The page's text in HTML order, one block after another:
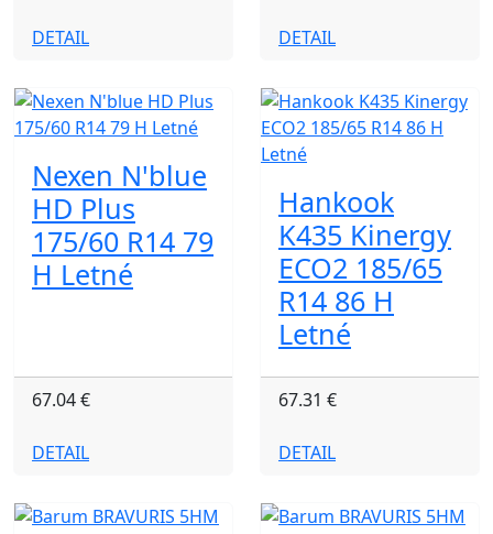
DETAIL DETAIL
Nexen N'blue
HD Plus
175/60 R14 79
H Letné
67.04 €
DETAIL
Hankook
K435 Kinergy
ECO2 185/65
R14 86 H
Letné
67.31 €
DETAIL